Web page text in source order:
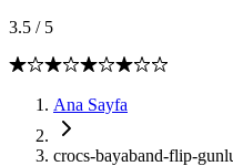
3.5 / 5
Ana Sayfa
crocs-bayaband-flip-